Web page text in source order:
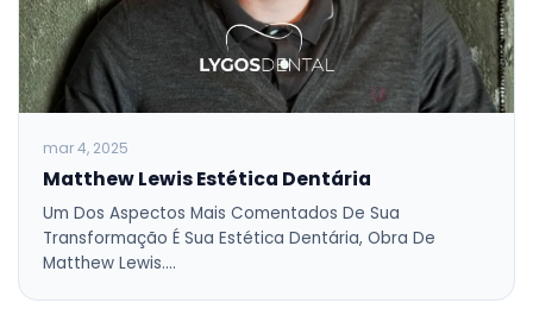
mar 4, 2025
Matthew Lewis Estética Dentária
Um Dos Aspectos Mais Comentados De Sua
Transformação É Sua Estética Dentária, Obra De
Matthew Lewis.…